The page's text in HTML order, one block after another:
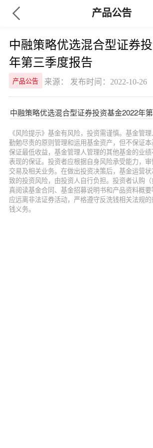
产品公告
中融策略优选混合型证券
年第三季度报告
产品公告 来源： 发布时间：2022-10-26
中融策略优选混合型证券投资基金2022年
《风险提示》基金有风险，投资需谨慎。基金管理
勤勉尽责的原则管理和运用基金资产，但不保证
保证最低收益，基金管理人管理的其他基金的业
表现的保证。投资者应根据自身风险承受能力，
交易及相关业务。在做出投资决策后，基金运营状
致的投资风险，由投资人自行负担。投资者认购
真阅读基金合同、基金招募说明书和产品资料概
应远离非法证券活动，严格遵守反洗钱相关法规
钱义务。